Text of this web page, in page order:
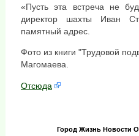
«Пусть эта встреча не
директор шахты Иван
памятный адрес.
Фото из книги "Трудовой
Магомаева.
Отсюда
Город Жизнь Новости